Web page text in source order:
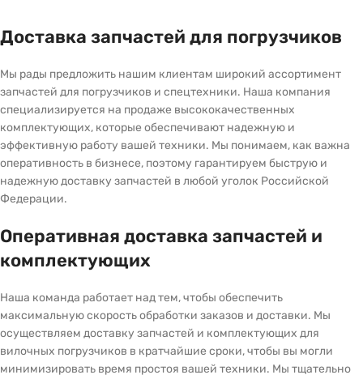
Доставка запчастей для погрузчиков
Мы рады предложить нашим клиентам широкий ассортимент
запчастей для погрузчиков и спецтехники. Наша компания
специализируется на продаже высококачественных
комплектующих, которые обеспечивают надежную и
эффективную работу вашей техники. Мы понимаем, как важна
оперативность в бизнесе, поэтому гарантируем быструю и
надежную доставку запчастей в любой уголок Российской
Федерации.
Оперативная доставка запчастей и
комплектующих
Наша команда работает над тем, чтобы обеспечить
максимальную скорость обработки заказов и доставки. Мы
осуществляем доставку запчастей и комплектующих для
вилочных погрузчиков в кратчайшие сроки, чтобы вы могли
минимизировать время простоя вашей техники. Мы тщательно